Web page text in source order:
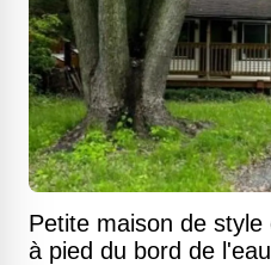
Petite maison de
à pied du bord de l'eau